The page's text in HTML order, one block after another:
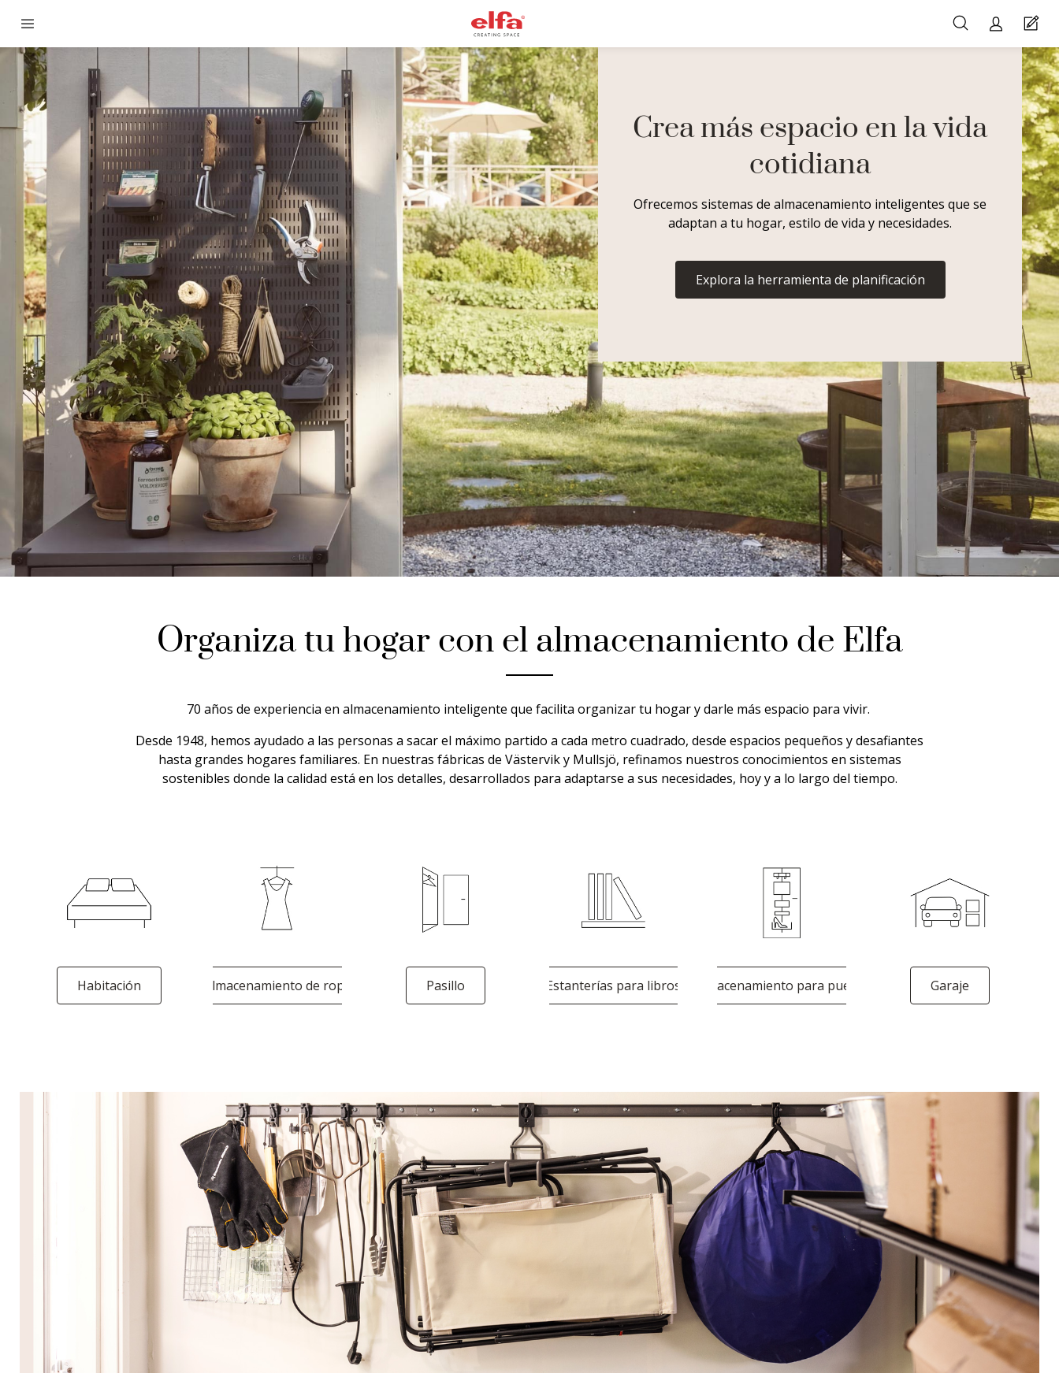
Crea más espacio en la vida
cotidiana
Ofrecemos sistemas de almacenamiento inteligentes que se
adaptan a tu hogar, estilo de vida y necesidades.
Explora la herramienta de planificación
Organiza tu hogar con el almacenamiento de Elfa
70 años de experiencia en almacenamiento inteligente que facilita organizar tu hogar y darle más espacio para vivir.
Desde 1948, hemos ayudado a las personas a sacar el máximo partido a cada metro cuadrado, desde espacios pequeños y desafiantes
hasta grandes hogares familiares. En nuestras fábricas de Västervik y Mullsjö, refinamos nuestros conocimientos en sistemas
sostenibles donde la calidad está en los detalles, desarrollados para adaptarse a sus necesidades, hoy y a lo largo del tiempo.
Habitación Almacenamiento de ropa Pasillo Estanterías para libros Almacenamiento para puerta Garaje